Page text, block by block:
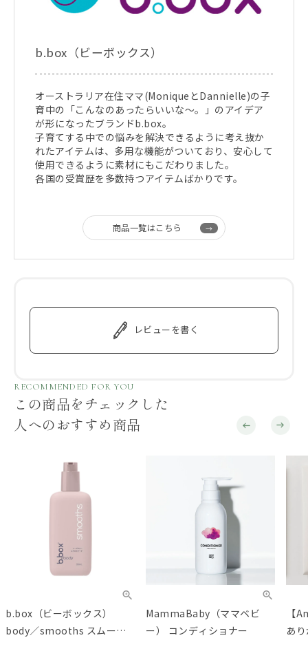
b.box（ビーボックス）
オーストラリア在住ママ(MoniqueとDannielle)の子
育中の「こんなのあったらいいな～。」のアイデア
が形になったブランドb.box。
子育てする中での悩みを解決できるように考え抜か
れたアイテムは、多用な機能がついており、安心して
使用できるように素材にもこだわりました。
各国の受賞歴を多数持つアイテムばかりです。
商品一覧はこちら
レビューを書く
RECOMMENDED FOR YOU
この商品をチェックした
人へのおすすめ商品
b.box（ビーボックス）
body／smooths スムース
MammaBaby（ママベビ
ー） コンディショナー
【
あ